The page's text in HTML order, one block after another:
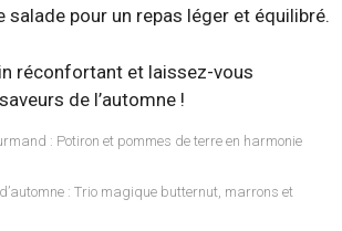
salade pour un repas léger et équilibré.
réconfortant et laissez-vous
de l’automne !
: Potiron et pommes de terre en harmonie
: Trio magique butternut, marrons et